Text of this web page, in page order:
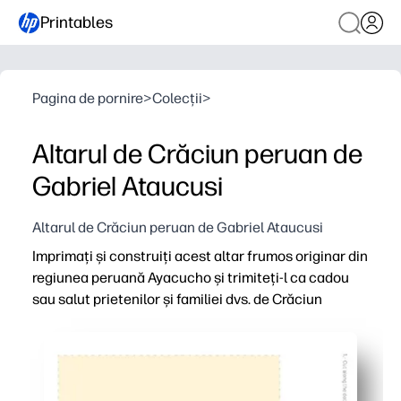
Printables
Pagina de pornire>Colecții>
Altarul de Crăciun peruan de
Gabriel Ataucusi
Altarul de Crăciun peruan de Gabriel Ataucusi
Imprimați și construiți acest altar frumos originar din
regiunea peruană Ayacucho și trimiteți-l ca cadou
sau salut prietenilor și familiei dvs. de Crăciun
Îmbogățește învățarea - introduci copiilor arta
Suvenire prietenoasă cu poșta - trimiteți plat ca o